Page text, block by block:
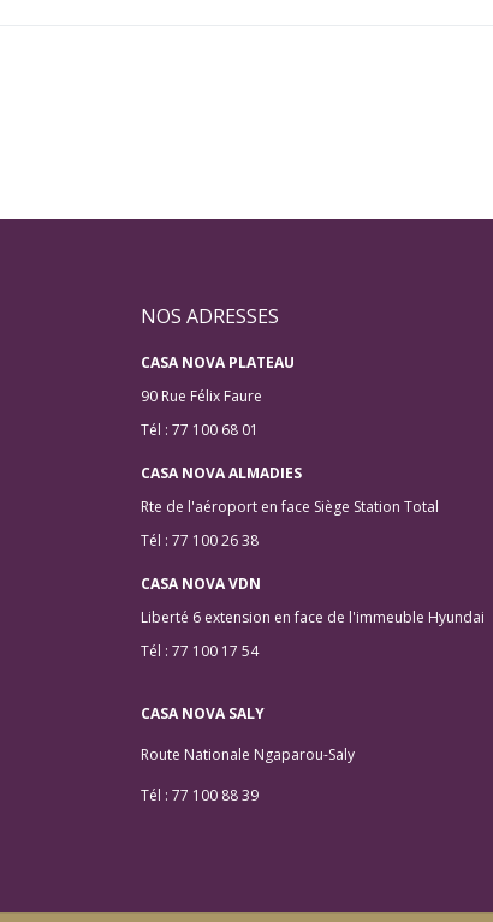
NOS ADRESSES
CASA NOVA PLATEAU
90 Rue Félix Faure
Tél : 77 100 68 01
CASA NOVA ALMADIES
Rte de l'aéroport en face Siège Station Total
Tél : 77 100 26 38
CASA NOVA VDN
Liberté 6 extension en face de l'immeuble Hyundai
Tél : 77 100 17 54
CASA NOVA SALY
Route Nationale Ngaparou-Saly
Tél : 77 100 88 39